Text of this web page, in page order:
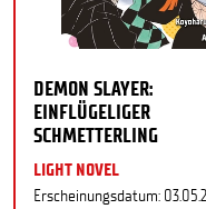
DEMON SLAYER:
EINFLÜGELIGER
SCHMETTERLING
LIGHT NOVEL
Erscheinungsdatum: